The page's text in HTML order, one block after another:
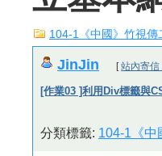
104-1《中國》竹視傳
JinJin [站內寄信
[作業03 ]利用Div標籤與
分類標籤: 104-1《中